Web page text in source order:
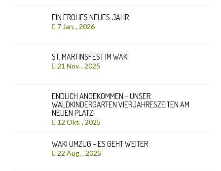
EIN FROHES NEUES JAHR
7 Jan. , 2026
ST. MARTINSFEST IM WAKI
21 Nov. , 2025
ENDLICH ANGEKOMMEN – UNSER
WALDKINDERGARTEN VIERJAHRESZEITEN AM
NEUEN PLATZ!
12 Okt. , 2025
WAKI UMZUG – ES GEHT WEITER
22 Aug. , 2025